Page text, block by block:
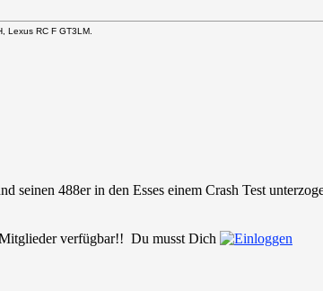
Lexus RC F GT3LM.
seinen 488er in den Esses einem Crash Test
verfügbar!! Du musst Dich